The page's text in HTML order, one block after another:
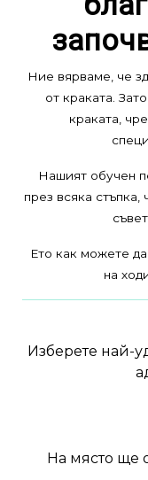
Ние вярваме, че
от краката.
краката,
Нашият обучен
през всяка стъпка,
Ето как можете
на
Изберете най-
На място ще